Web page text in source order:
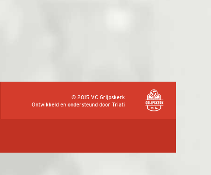
© 2015 VC Grijpskerk
Ontwikkeld en ondersteund door Triati